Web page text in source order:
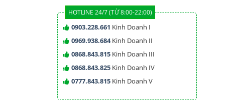
HOTLINE 24/7 (TỪ 8:00-22:00)
0903.228.661 Kinh Doanh I
0969.938.684Kinh Doanh II
0868.843.815Kinh Doanh III
0868.843.825Kinh Doanh IV
0777.843.815Kinh Doanh V